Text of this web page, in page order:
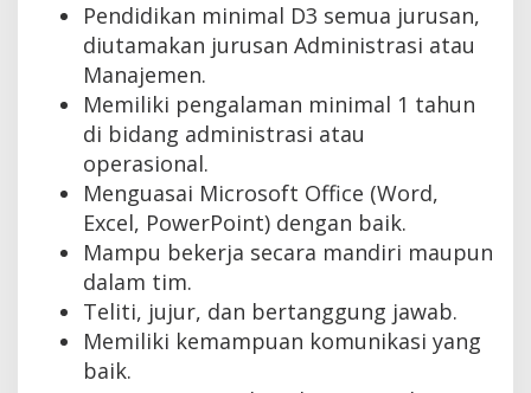
Pendidikan minimal D3 semua jurusan,
diutamakan jurusan Administrasi atau
Manajemen.
Memiliki pengalaman minimal 1 tahun
di bidang administrasi atau
operasional.
Menguasai Microsoft Office (Word,
Excel, PowerPoint) dengan baik.
Mampu bekerja secara mandiri maupun
dalam tim.
Teliti, jujur, dan bertanggung jawab.
Memiliki kemampuan komunikasi yang
baik.